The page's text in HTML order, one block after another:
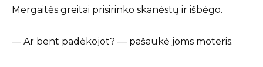
Mergaitės greitai prisirinko skanėstų ir išbėgo.
— Ar bent padėkojot? — pašaukė joms moteris.